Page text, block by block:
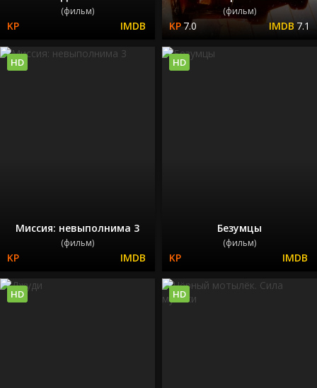
(фильм) (фильм)
7.0 7.1
Миссия: невыполнима 3
(фильм)
HD
Безумцы
(фильм)
HD
HD HD